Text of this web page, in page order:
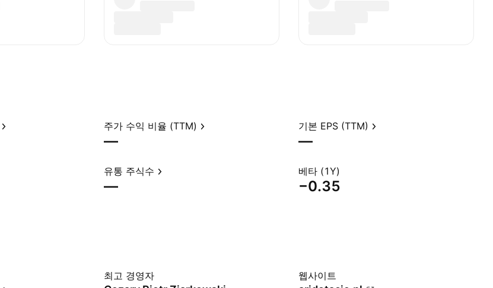
주가 수익 비율 (TTM)
—
기본 EPS (TTM)
—
유통 주식수
—
베타 (1Y)
−0.35
최고 경영자 웹사이트